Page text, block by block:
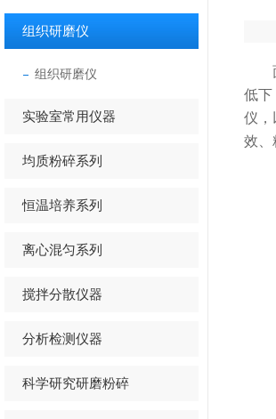
组织研磨仪
组织研磨仪
实验室常用仪器
均质粉碎系列
恒温培养系列
离心混匀系列
搅拌分散仪器
分析检测仪器
科学研究研磨粉碎
面
低下
仪，
效、